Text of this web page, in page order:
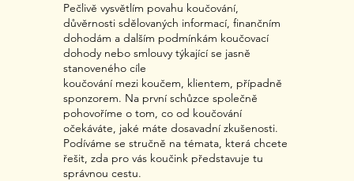
Pečlivě vysvětlím povahu koučování,
důvěrnosti sdělovaných informací, finančním
dohodám a dalším podmínkám koučovací
dohody nebo smlouvy týkající se jasně
stanoveného cíle
koučování mezi koučem, klientem, případně
sponzorem. Na první schůzce společně
pohovoříme o tom, co od koučování
očekáváte, jaké máte dosavadní zkušenosti.
Podíváme se stručně na témata, která chcete
řešit, zda pro vás koučink představuje tu
správnou cestu.